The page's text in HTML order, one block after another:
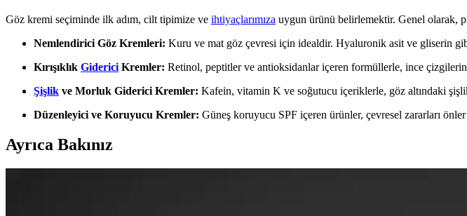
Göz kremi seçiminde ilk adım, cilt tipimize ve ihtiyaçlarımıza uygun ürünü belirlemektir. Genel olarak,
Nemlendirici Göz Kremleri: Kuru ve mat göz çevresi için idealdir. Hyaluronik asit ve gliserin
Kırışıklık Giderici Kremler: Retinol, peptitler ve antioksidanlar içeren formüllerle, ince çizgilerin
Şişlik ve Morluk Giderici Kremler: Kafein, vitamin K ve soğutucu içeriklerle, göz altındaki
Düzenleyici ve Koruyucu Kremler: Güneş koruyucu SPF içeren ürünler, çevresel zararları
Ayrıca Bakınız